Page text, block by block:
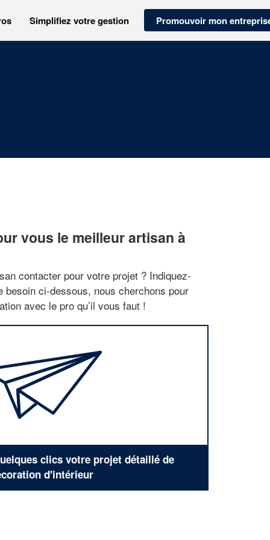
Simplifiez votre gestion Promouvoir mon
vous le meilleur artisan à
contacter pour votre projet ? Indiquez-
besoin ci-dessous, nous cherchons pour
avec le pro qu’il vous faut !
clics votre projet détaillé de
d'intérieur